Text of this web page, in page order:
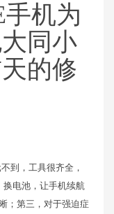
机为
同小
的修
到，工具很齐全，
换电池，让手机续航
；第三，对于强迫症